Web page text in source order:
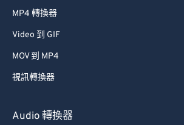
MP4 轉換器
Video 到 GIF
MOV 到 MP4
視訊轉換器
Audio 轉換器